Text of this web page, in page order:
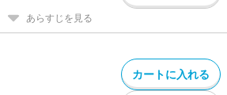
あらすじを見る
カートに入れる